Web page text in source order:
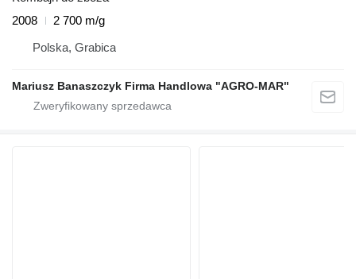
2008
2 700 m/g
Polska, Grabica
Mariusz Banaszczyk Firma Handlowa "AGRO-MAR"